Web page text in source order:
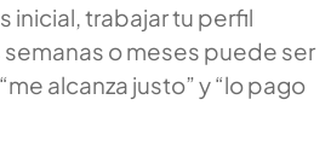
inicial, trabajar tu perfil
o meses puede ser
alcanza justo” y “lo pago